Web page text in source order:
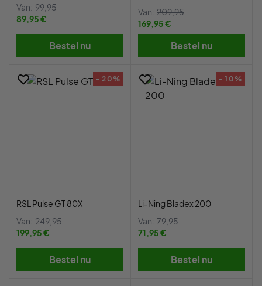
Van: 99,95
89,95 €
Bestel nu
Van: 209,95
169,95 €
Bestel nu
- 20%
RSL Pulse GT 80X
Van: 249,95
199,95 €
Bestel nu
- 10%
Li-Ning Bladex 200
Van: 79,95
71,95 €
Bestel nu